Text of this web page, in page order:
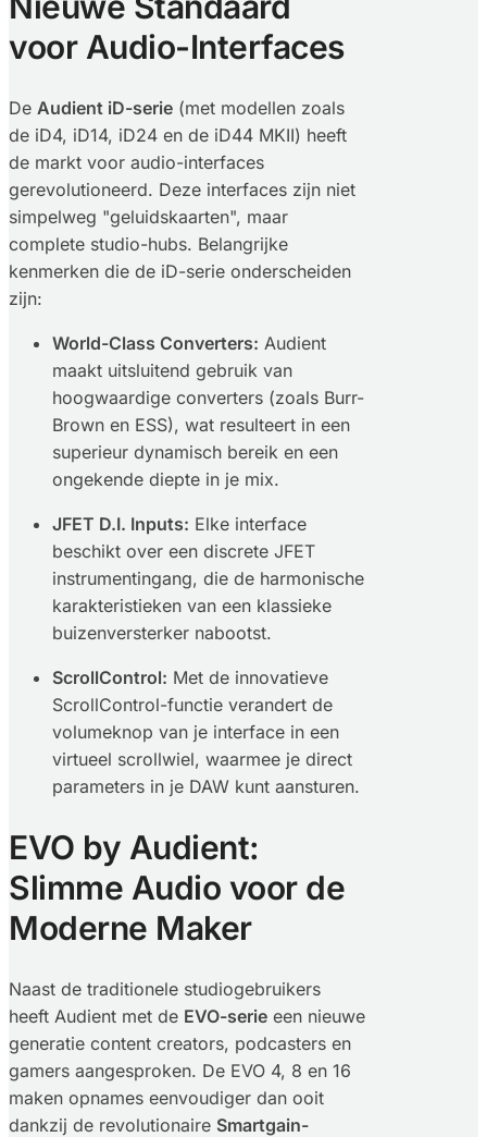
voor Audio-Interfaces
De Audient iD-serie (met modellen zoals
de iD4, iD14, iD24 en de iD44 MKII) heeft
de markt voor audio-interfaces
gerevolutioneerd. Deze interfaces zijn niet
simpelweg "geluidskaarten", maar
complete studio-hubs. Belangrijke
kenmerken die de iD-serie onderscheiden
zijn:
World-Class Converters: Audient
maakt uitsluitend gebruik van
hoogwaardige converters (zoals Burr-
Brown en ESS), wat resulteert in een
superieur dynamisch bereik en een
ongekende diepte in je mix.
JFET D.I. Inputs: Elke interface
beschikt over een discrete JFET
instrumentingang, die de harmonische
karakteristieken van een klassieke
buizenversterker nabootst.
ScrollControl: Met de innovatieve
ScrollControl-functie verandert de
volumeknop van je interface in een
virtueel scrollwiel, waarmee je direct
parameters in je DAW kunt aansturen.
EVO by Audient:
Slimme Audio voor de
Moderne Maker
Naast de traditionele studiogebruikers
heeft Audient met de EVO-serie een nieuwe
generatie content creators, podcasters en
gamers aangesproken. De EVO 4, 8 en 16
maken opnames eenvoudiger dan ooit
dankzij de revolutionaire Smartgain-